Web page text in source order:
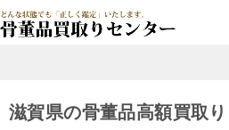
滋賀県の骨董品高額買取